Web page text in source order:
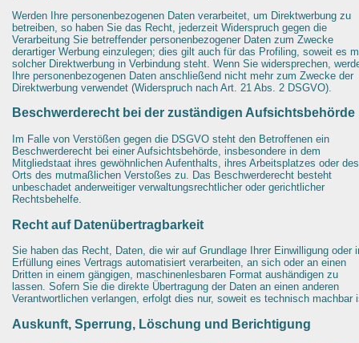
Werden Ihre personenbezogenen Daten verarbeitet, um Direktwerbung zu
betreiben, so haben Sie das Recht, jederzeit Widerspruch gegen die
Verarbeitung Sie betreffender personenbezogener Daten zum Zwecke
derartiger Werbung einzulegen; dies gilt auch für das Profiling, soweit es
solcher Direktwerbung in Verbindung steht. Wenn Sie widersprechen,
Ihre personenbezogenen Daten anschließend nicht mehr zum Zwecke der
Direktwerbung verwendet (Widerspruch nach Art. 21 Abs. 2 DSGVO).
Beschwerderecht bei der zuständigen Aufsichtsbehörde
Im Falle von Verstößen gegen die DSGVO steht den Betroffenen ein
Beschwerderecht bei einer Aufsichtsbehörde, insbesondere in dem
Mitgliedstaat ihres gewöhnlichen Aufenthalts, ihres Arbeitsplatzes oder des
Orts des mutmaßlichen Verstoßes zu. Das Beschwerderecht besteht
unbeschadet anderweitiger verwaltungsrechtlicher oder gerichtlicher
Rechtsbehelfe.
Recht auf Datenübertragbarkeit
Sie haben das Recht, Daten, die wir auf Grundlage Ihrer Einwilligung oder
Erfüllung eines Vertrags automatisiert verarbeiten, an sich oder an einen
Dritten in einem gängigen, maschinenlesbaren Format aushändigen zu
lassen. Sofern Sie die direkte Übertragung der Daten an einen anderen
Verantwortlichen verlangen, erfolgt dies nur, soweit es technisch machbar
Auskunft, Sperrung, Löschung und Berichtigung